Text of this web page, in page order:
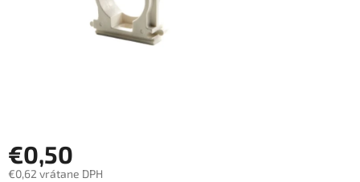
€0,50
€0,62 vrátane DPH